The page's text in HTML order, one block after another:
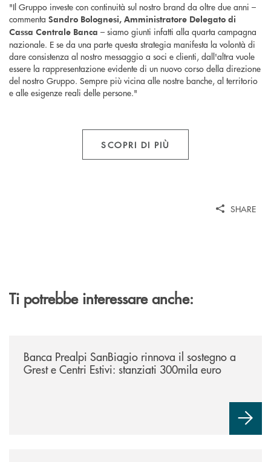
"Il Gruppo investe con continuità sul nostro brand da oltre due anni –
commenta Sandro Bolognesi, Amministratore Delegato di
Cassa Centrale Banca – siamo giunti infatti alla quarta campagna
nazionale. E se da una parte questa strategia manifesta la volontà di
dare consistenza al nostro messaggio a soci e clienti, dall'altra vuole
essere la rappresentazione evidente di un nuovo corso della direzione
del nostro Gruppo. Sempre più vicina alle nostre banche, al territorio
e alle esigenze reali delle persone."
SCOPRI DI PIÙ
SHARE
Ti potrebbe interessare anche:
Banca Prealpi SanBiagio rinnova il sostegno a
Grest e Centri Estivi: stanziati 300mila euro